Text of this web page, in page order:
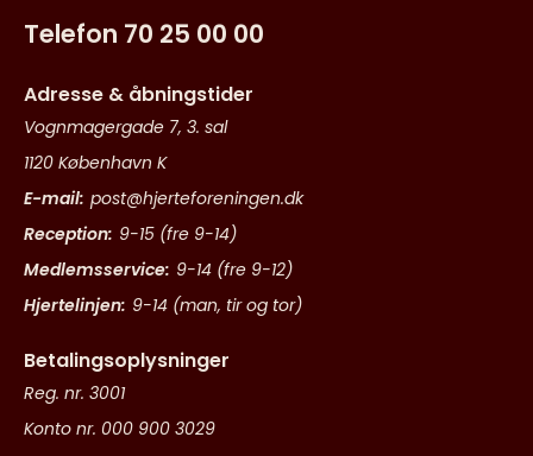
Telefon 70 25 00 00
Adresse & åbningstider
Vognmagergade 7, 3. sal
1120 København K
E-mail: post@hjerteforeningen.dk
Reception: 9-15 (fre 9-14)
Medlemsservice: 9-14 (fre 9-12)
Hjertelinjen: 9-14 (man, tir og tor)
Betalingsoplysninger
Reg. nr. 3001
Konto nr. 000 900 3029